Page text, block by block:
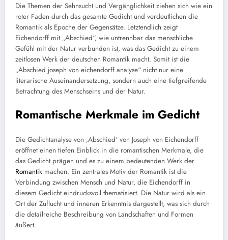
Die Themen der Sehnsucht und Vergänglichkeit ziehen sich wie ein
roter Faden durch das gesamte Gedicht und verdeutlichen die
Romantik als Epoche der Gegensätze. Letztendlich zeigt
Eichendorff mit „Abschied“, wie untrennbar das menschliche
Gefühl mit der Natur verbunden ist, was das Gedicht zu einem
zeitlosen Werk der deutschen Romantik macht. Somit ist die
„Abschied joseph von eichendorff analyse“ nicht nur eine
literarische Auseinandersetzung, sondern auch eine tiefgreifende
Betrachtung des Menschseins und der Natur.
Romantische Merkmale im Gedicht
Die Gedichtanalyse von ‚Abschied‘ von Joseph von Eichendorff
eröffnet einen tiefen Einblick in die romantischen Merkmale, die
das Gedicht prägen und es zu einem bedeutenden Werk der
Romantik machen. Ein zentrales Motiv der Romantik ist die
Verbindung zwischen Mensch und Natur, die Eichendorff in
diesem Gedicht eindrucksvoll thematisiert. Die Natur wird als ein
Ort der Zuflucht und inneren Erkenntnis dargestellt, was sich durch
die detailreiche Beschreibung von Landschaften und Formen
äußert.